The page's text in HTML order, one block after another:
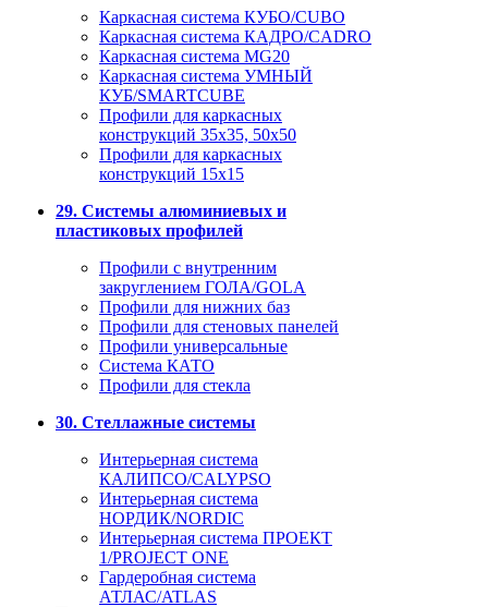
Каркасная система КУБО/CUBO
Каркасная система КАДРО/CADRO
Каркасная система MG20
Каркасная система УМНЫЙ
КУБ/SMARTCUBE
Профили для каркасных
конструкций 35x35, 50x50
Профили для каркасных
конструкций 15х15
29. Системы алюминиевых и
пластиковых профилей
Профили с внутренним
закруглением ГОЛА/GOLA
Профили для нижних баз
Профили для стеновых панелей
Профили универсальные
Система КАТО
Профили для стекла
30. Стеллажные системы
Интерьерная система
КАЛИПСО/CALYPSO
Интерьерная система
НОРДИК/NORDIC
Интерьерная система ПРОЕКТ
1/PROJECT ONE
Гардеробная система
АТЛАС/ATLAS